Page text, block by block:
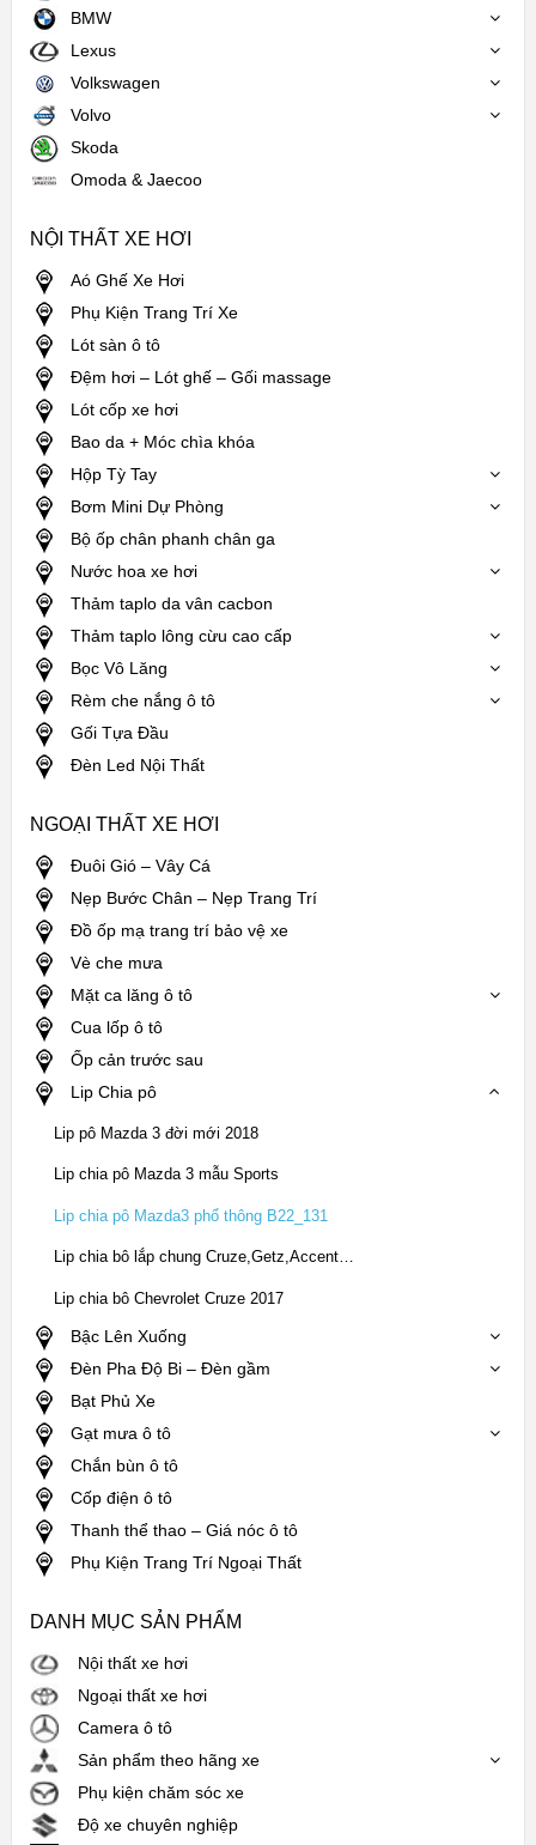
BMW
Lexus
Volkswagen
Volvo
Skoda
Omoda & Jaecoo
NỘI THẤT XE HƠI
Aó Ghế Xe Hơi
Phụ Kiện Trang Trí Xe
Lót sàn ô tô
Đệm hơi – Lót ghế – Gối massage
Lót cốp xe hơi
Bao da + Móc chìa khóa
Hộp Tỳ Tay
Bơm Mini Dự Phòng
Bộ ốp chân phanh chân ga
Nước hoa xe hơi
Thảm taplo da vân cacbon
Thảm taplo lông cừu cao cấp
Bọc Vô Lăng
Rèm che nắng ô tô
Gối Tựa Đầu
Đèn Led Nội Thất
NGOẠI THẤT XE HƠI
Đuôi Gió – Vây Cá
Nẹp Bước Chân – Nẹp Trang Trí
Đồ ốp mạ trang trí bảo vệ xe
Vè che mưa
Mặt ca lăng ô tô
Cua lốp ô tô
Ốp cản trước sau
Lip Chia pô
Lip pô Mazda 3 đời mới 2018
Lip chia pô Mazda 3 mẫu Sports
Lip chia pô Mazda3 phổ thông B22_131
Lip chia bô lắp chung Cruze,Getz,Accent…
Lip chia bô Chevrolet Cruze 2017
Bậc Lên Xuống
Đèn Pha Độ Bi – Đèn gầm
Bạt Phủ Xe
Gạt mưa ô tô
Chắn bùn ô tô
Cốp điện ô tô
Thanh thể thao – Giá nóc ô tô
Phụ Kiện Trang Trí Ngoại Thất
DANH MỤC SẢN PHẨM
Nội thất xe hơi
Ngoại thất xe hơi
Camera ô tô
Sản phẩm theo hãng xe
Phụ kiện chăm sóc xe
Độ xe chuyên nghiệp